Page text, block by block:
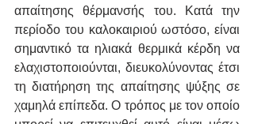
απαίτησης θέρμανσής του. Κατά την
περίοδο του καλοκαιριού ωστόσο, είναι
σημαντικό τα ηλιακά θερμικά κέρδη να
ελαχιστοποιούνται, διευκολύνοντας έτσι
τη διατήρηση της απαίτησης ψύξης σε
χαμηλά επίπεδα. Ο τρόπος με τον οποίο